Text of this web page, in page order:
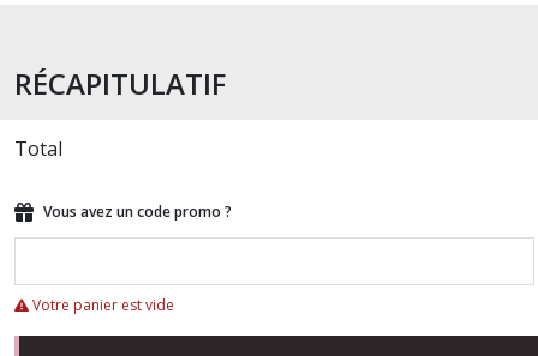
RÉCAPITULATIF
Total
Vous avez un code promo ?
Votre panier est vide